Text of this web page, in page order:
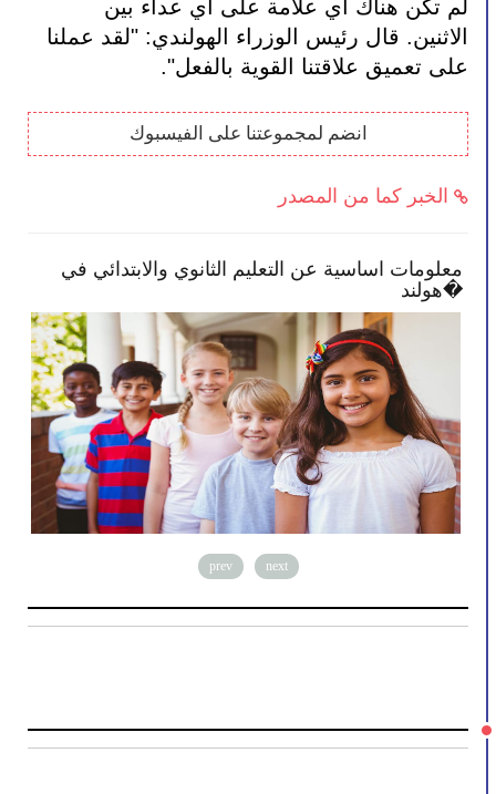
على تعميق علاقتنا القوية بالفعل".
انضم لمجموعتنا على الفيسبوك
الخبر كما من المصدر
معلومات
تمكنك بأن تصبح أكثر انخراطًا في
طفلك
prev next